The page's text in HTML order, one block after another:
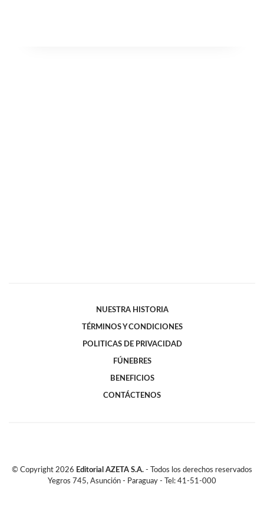
NUESTRA HISTORIA
TÉRMINOS Y CONDICIONES
POLITICAS DE PRIVACIDAD
FÚNEBRES
BENEFICIOS
CONTÁCTENOS
© Copyright 2026 Editorial AZETA S.A. - Todos los derechos reservados
Yegros 745, Asunción - Paraguay - Tel: 41-51-000